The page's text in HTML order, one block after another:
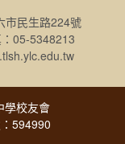
市民生路224號
05-5348213
學校友會
594990